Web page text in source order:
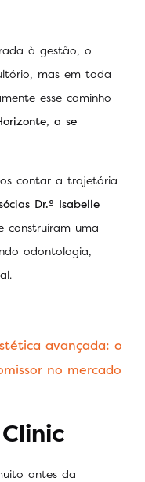
à gestão, o
mas em toda
esse caminho
a se
contar a trajetória
Dr.ª Isabelle
construíram uma
odontologia,
avançada: o
no mercado
antes da